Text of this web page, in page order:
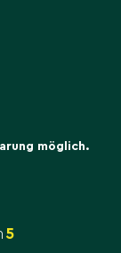
möglich.
5